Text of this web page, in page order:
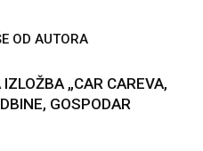
OD AUTORA
„CAR CAREVA,
GOSPODAR